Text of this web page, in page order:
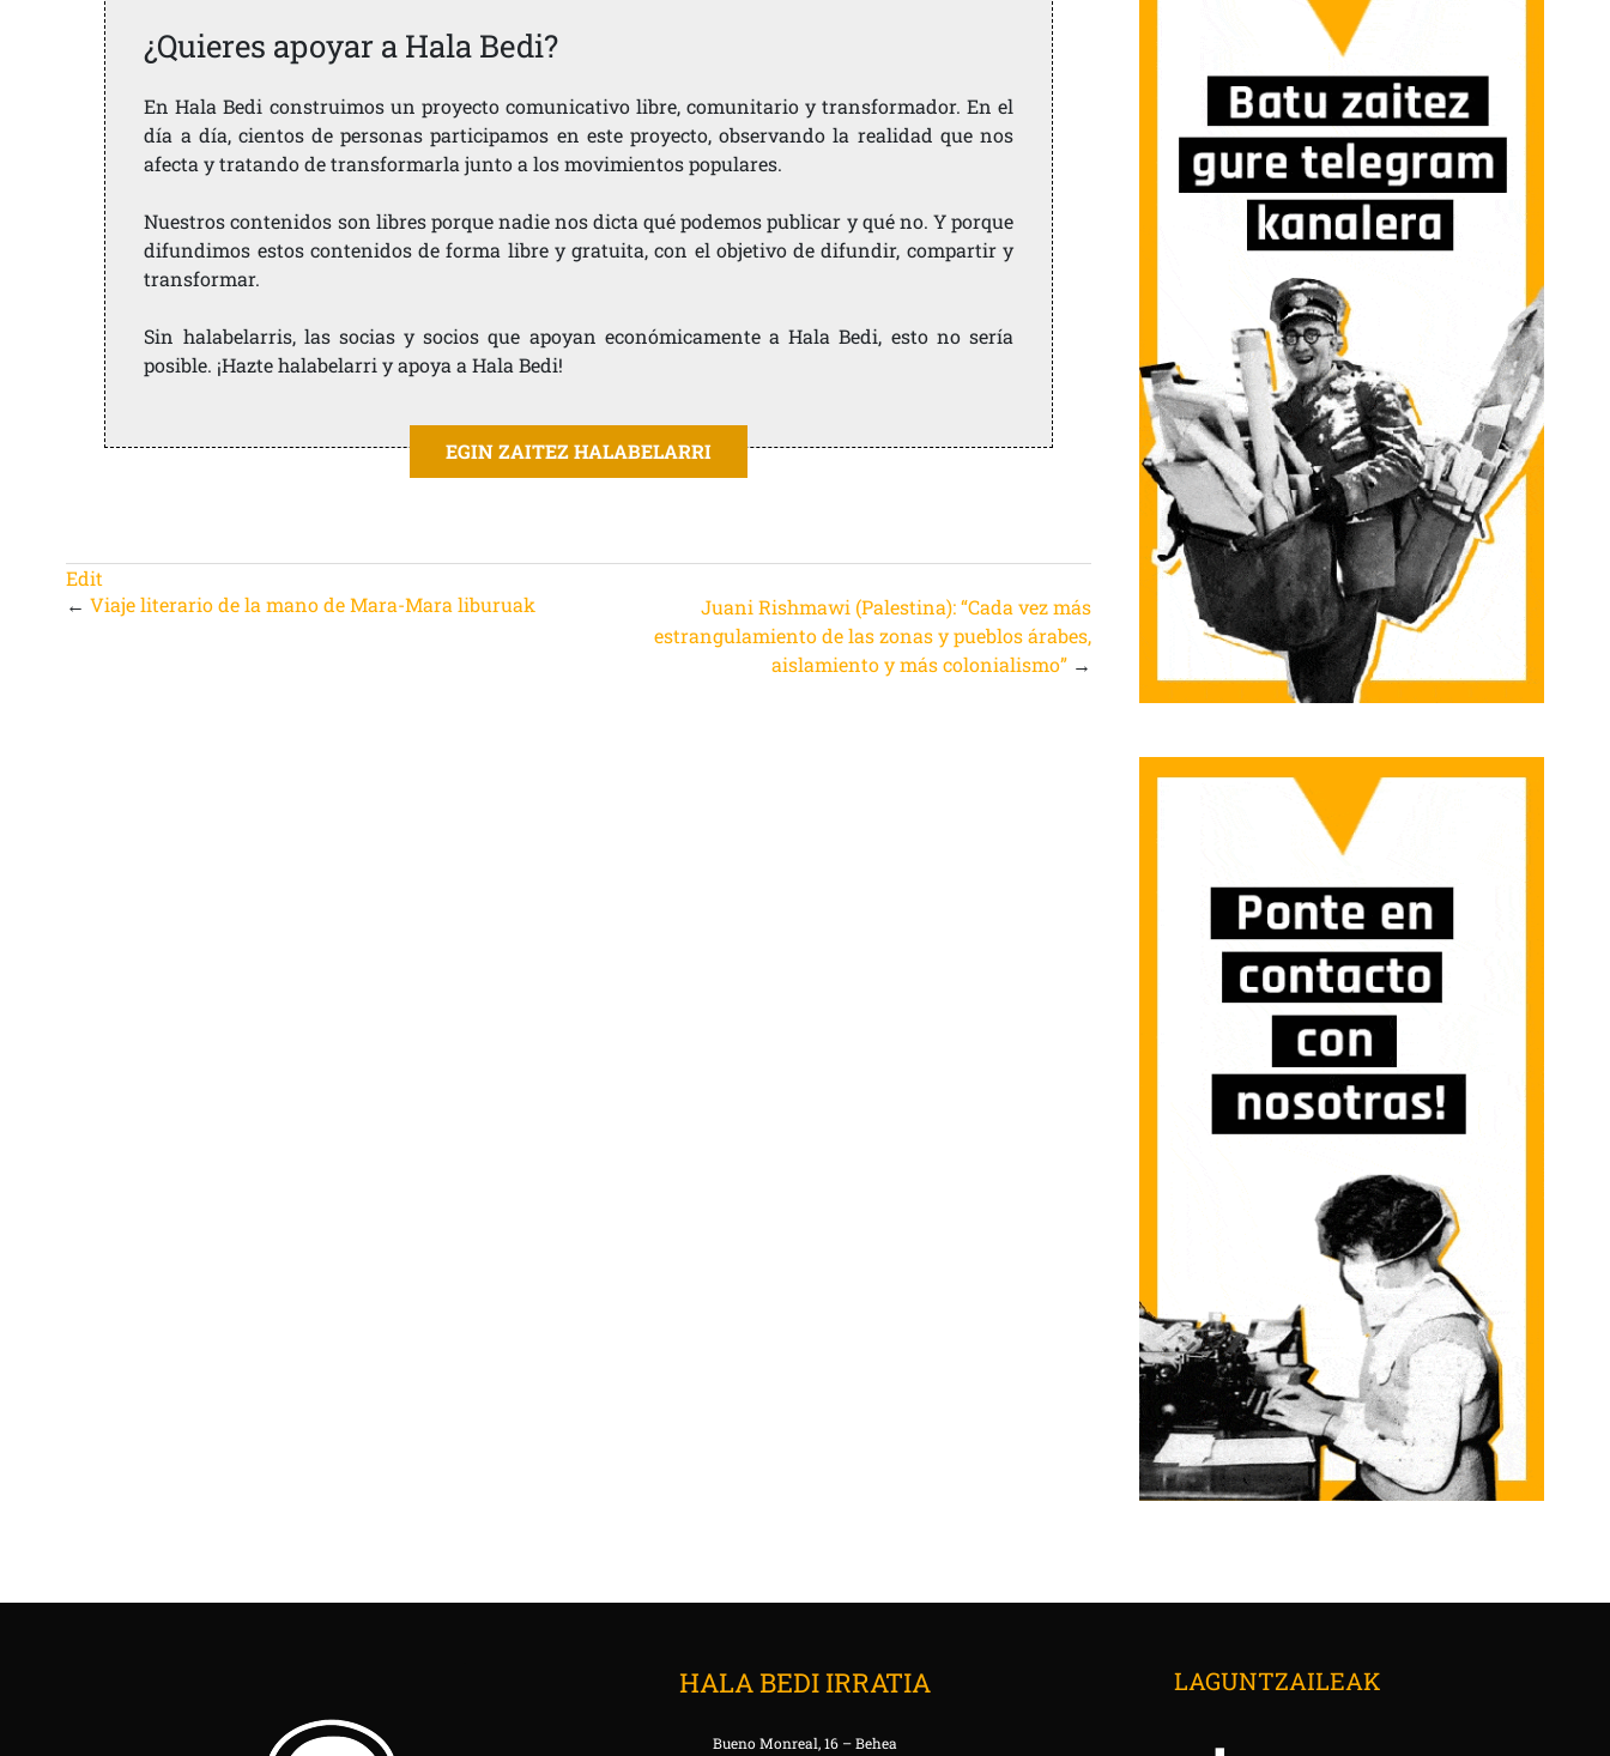
¿Quieres apoyar a Hala Bedi?
En Hala Bedi construimos un proyecto comunicativo libre, comunitario y transformador. En el
día a día, cientos de personas participamos en este proyecto, observando la realidad que nos
afecta y tratando de transformarla junto a los movimientos populares.
Nuestros contenidos son libres porque nadie nos dicta qué podemos publicar y qué no. Y porque
difundimos estos contenidos de forma libre y gratuita, con el objetivo de difundir, compartir y
transformar.
Sin halabelarris, las socias y socios que apoyan económicamente a Hala Bedi, esto no sería
posible. ¡Hazte halabelarri y apoya a Hala Bedi!
EGIN ZAITEZ HALABELARRI
Edit
←Viaje literario de la mano de Mara-Mara liburuak
Juani Rishmawi (Palestina): “Cada vez más
estrangulamiento de las zonas y pueblos árabes,
aislamiento y más colonialismo”→
HALA BEDI IRRATIA
Bueno Monreal, 16 – Behea
LAGUNTZAILEAK